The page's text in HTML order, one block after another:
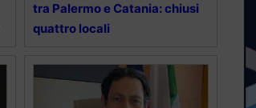
tra Palermo e Catania: chiusi
quattro locali